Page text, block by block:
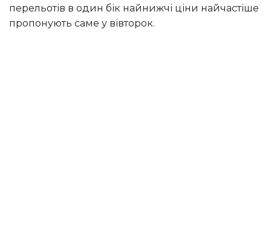
перельотів в один бік найнижчі ціни найчастіше
пропонують саме у вівторок.